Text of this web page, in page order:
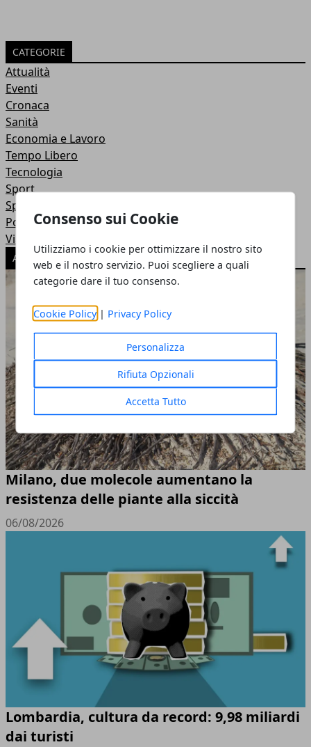
Consenso sui Cookie
Utilizziamo i cookie per ottimizzare il nostro sito
web e il nostro servizio. Puoi scegliere a quali
categorie dare il tuo consenso.
Cookie Policy | Privacy Policy
Personalizza
Rifiuta Opzionali
Accetta Tutto
CATEGORIE
Attualità
Eventi
Cronaca
Sanità
Economia e Lavoro
Tempo Libero
Tecnologia
Sport
Speciali
Politica
Viaggi
ARTICOLI POPOLARI
Milano, due molecole aumentano la
resistenza delle piante alla siccità
06/08/2026
Lombardia, cultura da record: 9,98 miliardi
dai turisti